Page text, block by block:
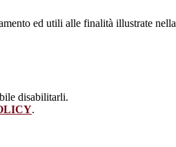
ed utili alle finalità illustrate nella
disabilitarli.
.